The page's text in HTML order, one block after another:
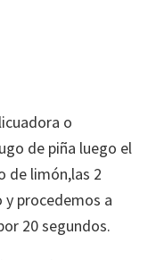
o
de piña luego el
de limón,las 2
y procedemos a
20 segundos.